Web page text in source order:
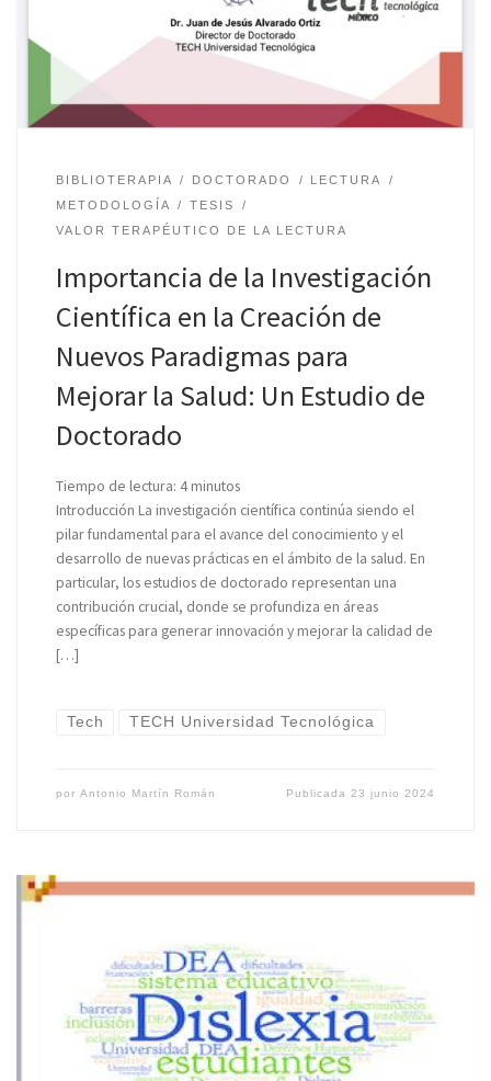
BIBLIOTERAPIA DOCTORADO
LECTURA
METODOLOGÍA
TESIS
VALOR TERAPÉUTICO DE LA LECTURA
Importancia de la Investigación
Científica en la Creación de
Nuevos Paradigmas para
Mejorar la Salud: Un Estudio de
Doctorado
Tiempo de lectura: 4minutos
Introducción La investigación científica continúa siendo el
pilar fundamental para el avance del conocimiento y el
desarrollo de nuevas prácticas en el ámbito de la salud. En
particular, los estudios de doctorado representan una
contribución crucial, donde se profundiza en áreas
específicas para generar innovación y mejorar la calidad de
[…]
Tech TECH Universidad Tecnológica
por Antonio Martín Román Publicada23 junio 2024